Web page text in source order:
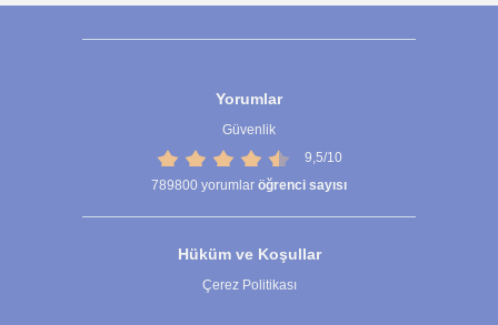
Yorumlar
Güvenlik
9,5/10
789800 yorumlar öğrenci sayısı
Hüküm ve Koşullar
Çerez Politikası